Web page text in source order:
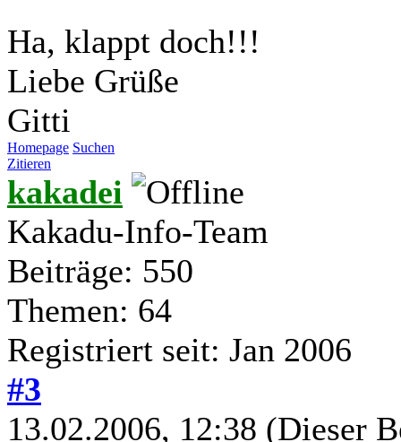
Ha, klappt doch!!!
Liebe Grüße
Gitti
Homepage Suchen
Zitieren
kakadei
Kakadu-Info-Team
Beiträge: 550
Themen: 64
Registriert seit: Jan 2006
#3
13.02.2006, 12:38 (Dieser